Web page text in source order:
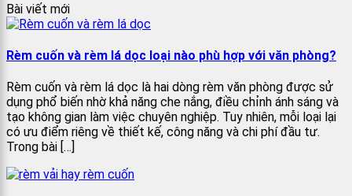
Bài viết mới
Rèm cuốn và rèm lá dọc loại nào phù hợp với văn phòng?
Rèm cuốn và rèm lá dọc là hai dòng rèm văn phòng được sử
dụng phổ biến nhờ khả năng che nắng, điều chỉnh ánh sáng và
tạo không gian làm việc chuyên nghiệp. Tuy nhiên, mỗi loại lại
có ưu điểm riêng về thiết kế, công năng và chi phí đầu tư.
Trong bài […]